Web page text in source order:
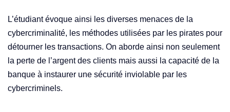
L’étudiant évoque ainsi les diverses menaces de la
cybercriminalité, les méthodes utilisées par les pirates pour
détourner les transactions. On aborde ainsi non seulement
la perte de l’argent des clients mais aussi la capacité de la
banque à instaurer une sécurité inviolable par les
cybercriminels.